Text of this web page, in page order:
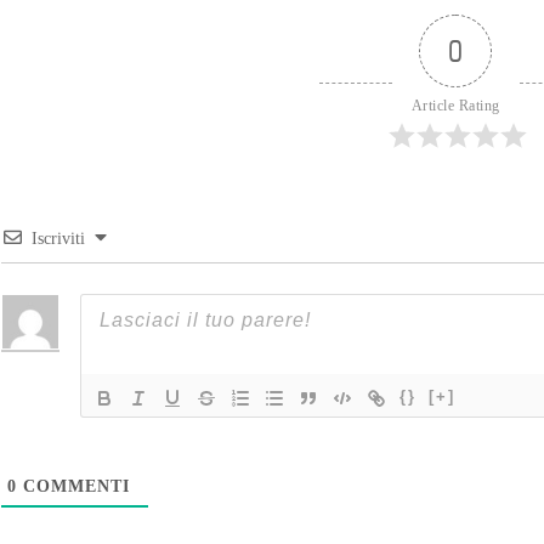
0
Article Rating
Iscriviti
{} [+]
0 COMMENTI